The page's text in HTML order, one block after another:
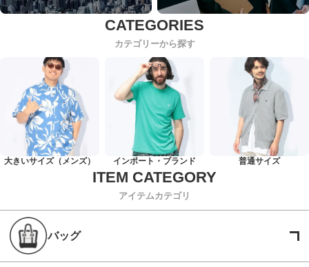
カテゴリーから探す
大きいサイズ（メンズ） インポート・ブランド 普通サイズ
アイテムカテゴリ
バッグ